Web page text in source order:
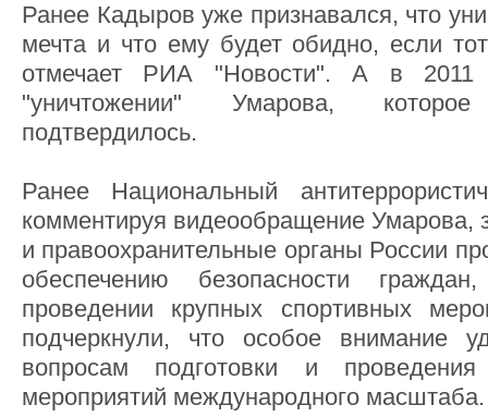
Ранее Кадыров уже признавался, что
мечта и что ему будет обидно, если
отмечает РИА "Новости". А в
"уничтожении" Умарова,
подтвердилось.
Ранее Национальный
комментируя видеообращение Умарова,
и правоохранительные органы России
обеспечению безопасности
проведении крупных спортивных
подчеркнули, что особое внимание
вопросам подготовки и
мероприятий международного масштаба.